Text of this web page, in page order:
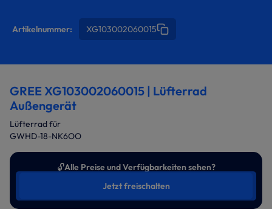
Artikelnummer: XG103002060015
GREE XG103002060015 | Lüfterrad
Außengerät
Lüfterrad für
GWHD-18-NK6OO
🔓Alle Preise und Verfügbarkeiten sehen?
Jetzt freischalten